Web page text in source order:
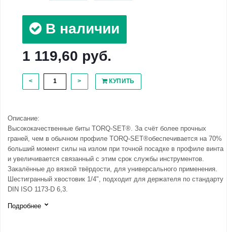
В наличии
1 119,60 руб.
< > КУПИТЬ
Описание:
Высококачественные биты TORQ-SET®. За счёт более прочных
граней, чем в обычном профиле TORQ-SET®обеспечивается на 70%
больший момент силы на излом при точной посадке в профиле винта
и увеличивается связанный с этим срок службы инструментов.
Закалённые до вязкой твёрдости, для универсального применения.
Шестигранный хвостовик 1/4", подходит для держателя по стандарту
DIN ISO 1173-D 6,3.
Подробнее